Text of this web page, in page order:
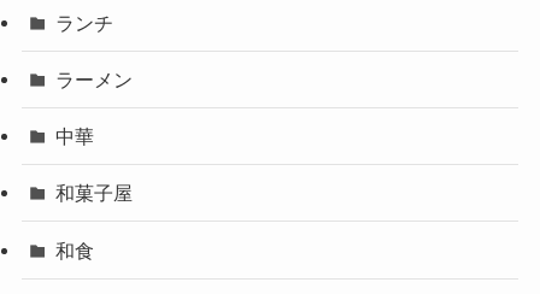
ランチ
ラーメン
中華
和菓子屋
和食